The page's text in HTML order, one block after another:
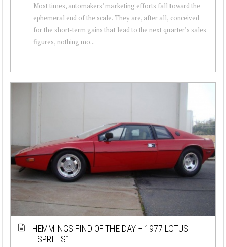
Most times, automakers’ marketing efforts fall toward the
ephemeral end of the scale. They are, after all, conceived
for the short-term gains that lead to the next quarter’s sales
figures, nothing mo...
HEMMINGS FIND OF THE DAY – 1977 LOTUS
ESPRIT S1